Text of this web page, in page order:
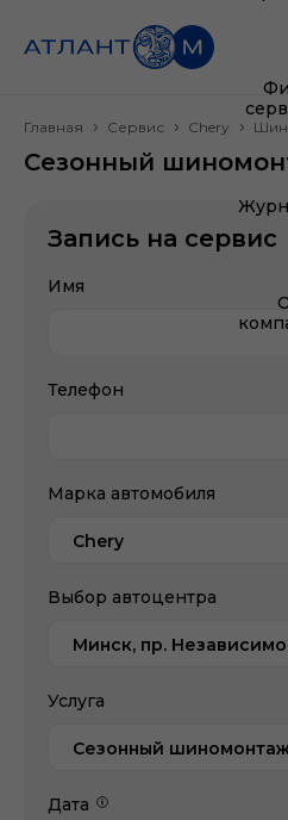
Главная Сервис Chery
Сезонный
Запись на сервис
Имя
Телефон
Марка автомобиля
Chery
Выбор автоцентра
Минск, пр.
Услуга
Сезонный
Дата